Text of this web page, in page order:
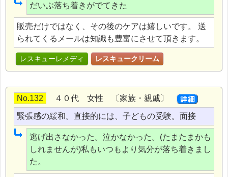
だいぶ落ち着きがでてきた
販売だけではなく、その後のケアは嬉しいです。 送
られてくるメールは知識も豊富にさせて頂きます。
レスキューレメディ レスキュークリーム
No.132 ４０代 女性 〔家族・親戚〕
緊張感の緩和。直接的には、子どもの受験。面接
逃げ出さなかった。泣かなかった。(たまたまかも
しれませんが)私もいつもより気分が落ち着きまし
た。